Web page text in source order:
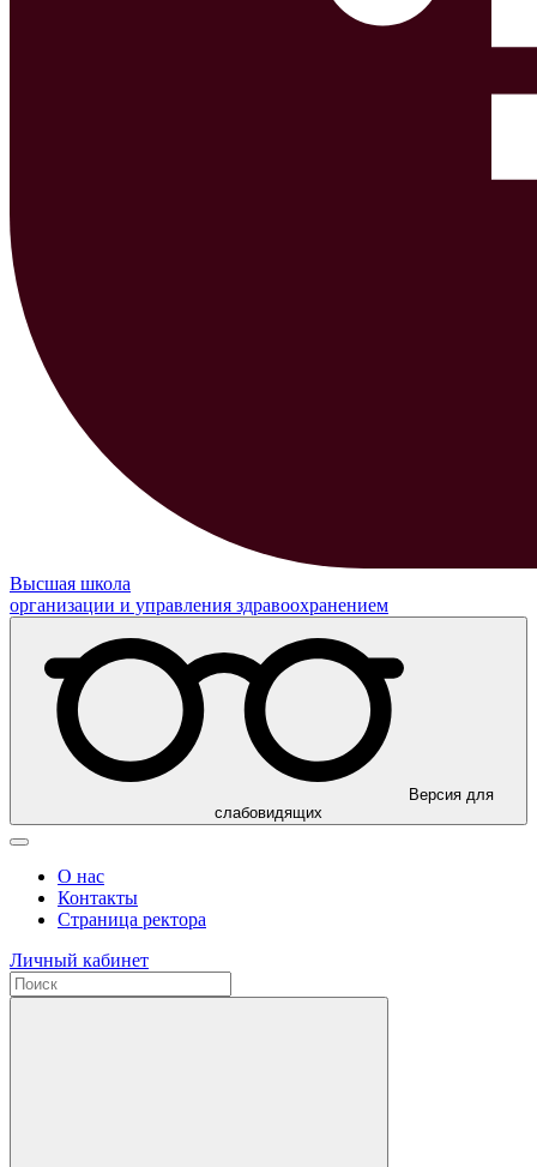
Высшая школа
организации и управления здравоохранением
Версия для
слабовидящих
О нас
Контакты
Страница ректора
Личный кабинет